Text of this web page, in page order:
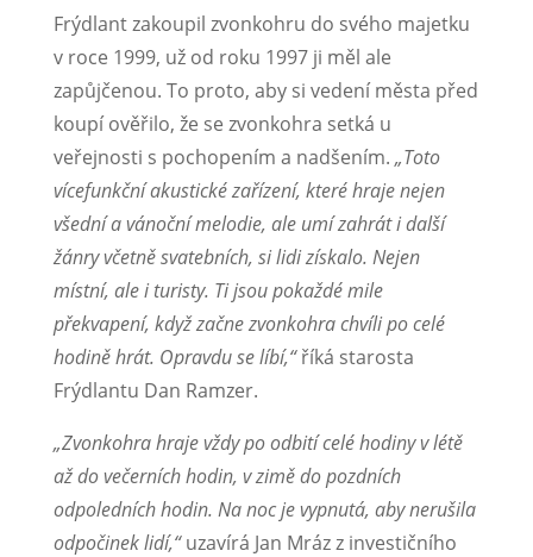
Frýdlant zakoupil zvonkohru do svého majetku
v roce 1999, už od roku 1997 ji měl ale
zapůjčenou. To proto, aby si vedení města před
koupí ověřilo, že se zvonkohra setká u
veřejnosti s pochopením a nadšením. „Toto
vícefunkční akustické zařízení, které hraje nejen
všední a vánoční melodie, ale umí zahrát i další
žánry včetně svatebních, si lidi získalo. Nejen
místní, ale i turisty. Ti jsou pokaždé mile
překvapení, když začne zvonkohra chvíli po celé
hodině hrát. Opravdu se líbí,“říká starosta
Frýdlantu Dan Ramzer.
„Zvonkohra hraje vždy po odbití celé hodiny v létě
až do večerních hodin, v zimě do pozdních
odpoledních hodin. Na noc je vypnutá, aby nerušila
odpočinek lidí,“uzavírá Jan Mráz z investičního